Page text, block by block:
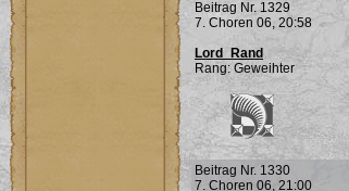
Beitrag Nr. 1329
7. Choren 06, 20:58
Lord_Rand
Rang: Geweihter
Beitrag Nr. 1330
7. Choren 06, 21:00